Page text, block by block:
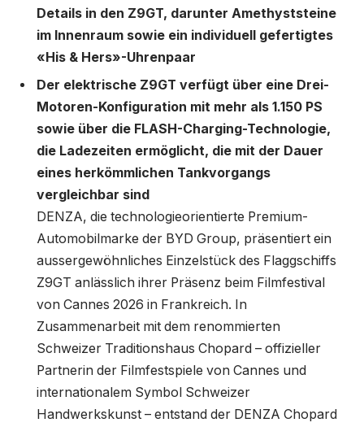
Details in den Z9GT, darunter Amethyststeine
im Innenraum sowie ein individuell gefertigtes
«His & Hers»-Uhrenpaar
Der elektrische Z9GT verfügt über eine Drei-
Motoren-Konfiguration mit mehr als 1.150 PS
sowie über die FLASH-Charging-Technologie,
die Ladezeiten ermöglicht, die mit der Dauer
eines herkömmlichen Tankvorgangs
vergleichbar sind
DENZA, die technologieorientierte Premium-
Automobilmarke der BYD Group, präsentiert ein
aussergewöhnliches Einzelstück des Flaggschiffs
Z9GT anlässlich ihrer Präsenz beim Filmfestival
von Cannes 2026 in Frankreich. In
Zusammenarbeit mit dem renommierten
Schweizer Traditionshaus Chopard – offizieller
Partnerin der Filmfestspiele von Cannes und
internationalem Symbol Schweizer
Handwerkskunst – entstand der DENZA Chopard